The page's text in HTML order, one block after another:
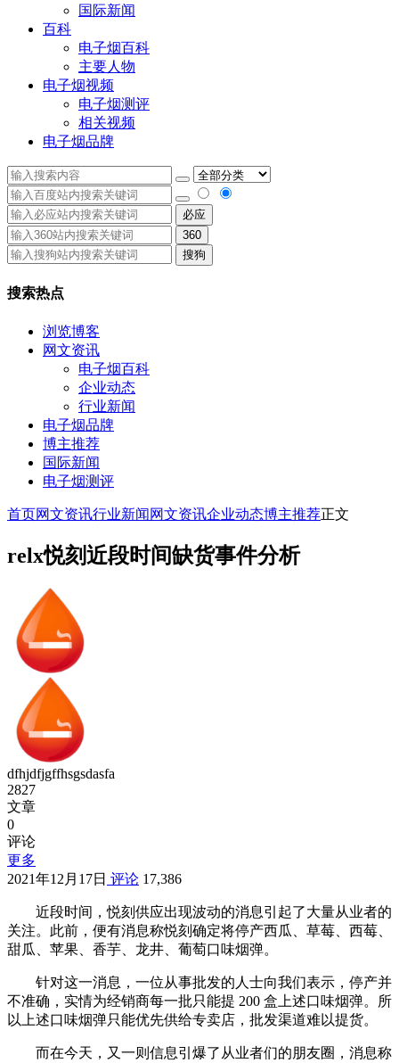
国际新闻
百科
电子烟百科
主要人物
电子烟视频
电子烟测评
相关视频
电子烟品牌
必应
360
搜狗
搜索热点
浏览博客
网文资讯
电子烟百科
企业动态
行业新闻
电子烟品牌
博主推荐
国际新闻
电子烟测评
首页网文资讯行业新闻 网文资讯企业动态博主推荐正文
relx悦刻近段时间缺货事件分析
dfhjdfjgffhsgsdasfa
2827
文章
0
评论
更多
2021年12月17日 评论 17,386
近段时间，悦刻供应出现波动的消息引起了大量从业者的
关注。此前，便有消息称悦刻确定将停产西瓜、草莓、西莓、
甜瓜、苹果、香芋、龙井、葡萄口味烟弹。
针对这一消息，一位从事批发的人士向我们表示，停产并
不准确，实情为经销商每一批只能提 200 盒上述口味烟弹。所
以上述口味烟弹只能优先供给专卖店，批发渠道难以提货。
而在今天，又一则信息引爆了从业者们的朋友圈，消息称